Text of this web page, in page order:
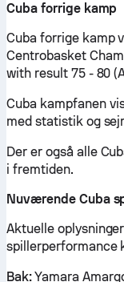
Cuba forrige kamp
Cuba forrige kamp
Centrobasket
with result 75 - 80
Cuba kampfanen
med statistik og
Der er også alle
i fremtiden.
Nuværende Cuba
Aktuelle
spillerperformance
Bak:Yamara